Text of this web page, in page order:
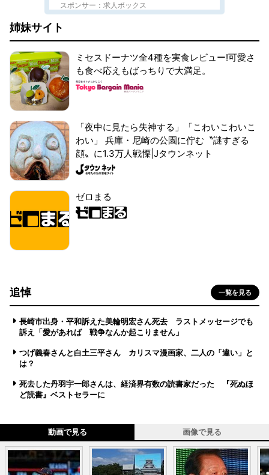
スポンサー：求人ボックス
姉妹サイト
ミセスドーナツ全4種を実食レビュー!可愛さ
も食べ応えもばっちりで大満足。
「夜中に見たら失神する」「こわいこわいこ
わい」 兵庫・尼崎の公園に佇む〝謎すぎる
顔〟に1.3万人戦慄|Jタウンネット
ゼロまる
追悼 一覧を見る
長崎市出身・平和訴えた美輪明宏さん死去 ラストメッセージでも
訴え「愛があれば 戦争なんか起こりません」
つげ義春さんと白土三平さん カリスマ漫画家、二人の「違い」と
は？
死去した丹羽宇一郎さんは、経済界有数の読書家だった 『死ぬほ
ど読書』ベストセラーに
動画で見る 画像で見る